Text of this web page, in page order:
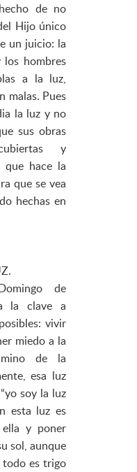
de no
Hijo único
un juicio: la
hombres
a la luz,
malas. Pues
la luz y no
sus obras
y
que hace la
que se vea
hechas en
de
la clave a
vivir
miedo a la
de la
esa luz
soy la luz
esta luz es
ella y poner
sol, aunque
todo es trigo